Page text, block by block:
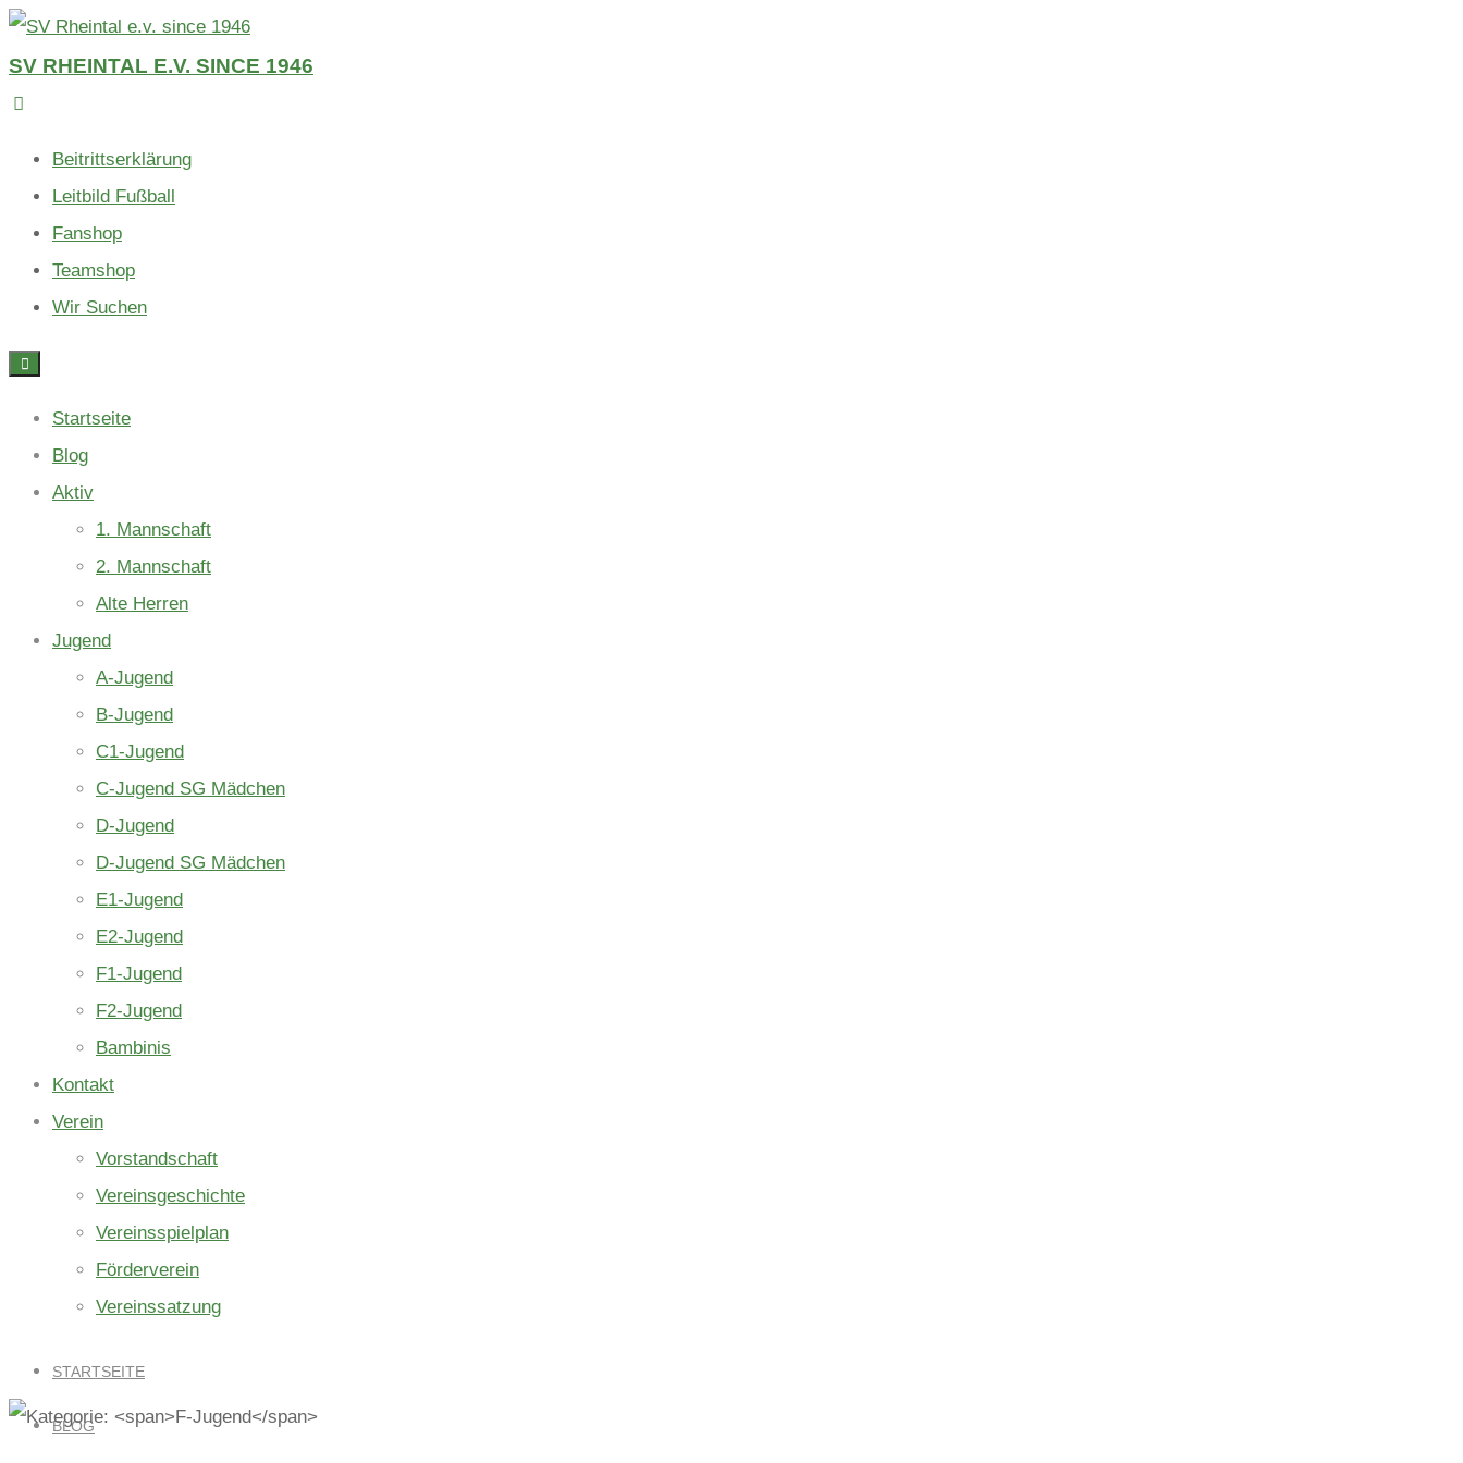
Skip
to
content
SV RHEINTAL E.V. SINCE 1946
Beitrittserklärung
Leitbild Fußball
Fanshop
Teamshop
Wir Suchen
Startseite
Blog
Aktiv
1. Mannschaft
2. Mannschaft
Alte Herren
Jugend
A-Jugend
B-Jugend
C1-Jugend
C-Jugend SG Mädchen
D-Jugend
D-Jugend SG Mädchen
E1-Jugend
E2-Jugend
F1-Jugend
F2-Jugend
Bambinis
Kontakt
Verein
Vorstandschaft
Vereinsgeschichte
Vereinsspielplan
Förderverein
Vereinssatzung
STARTSEITE
BLOG